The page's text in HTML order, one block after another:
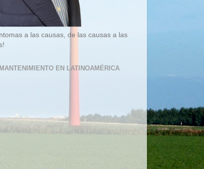
a las causas, de las causas a las
EN LATINOAMÉRICA